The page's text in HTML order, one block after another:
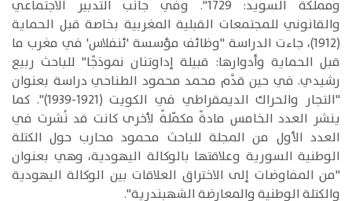
ومملكة السويد: 1729". وفي جانب التدبير الاجتماعي
والقانوني للمجتمعات القبلية المغربية بخاصة قبل الحماية
(1912)، جاءت الدراسة "وظائف مؤسسة 'ئنفلاس' في مغرب ما
قبل الحماية وأدوارها: قبيلة إداوتنان نموذجًا" للباحث ربيع
رشيدي. في حين قدَّم محمد محمود الطناحي دراسة بعنوان
"التجار والحراك الديمقراطي في الكويت (1921-1939)". كما
ينشر العدد الخامس مادةً مكمّلةً لأخرى كانت قد نُشرت في
العدد الأول من المجلة للباحث محمود محارب حول الكتلة
الوطنية السورية وعلاقتها بالوكالة اليهودية، وهي بعنوان
"من المفاوضات إلى الاختراق العلاقات بين الوكالة اليهودية
والكتلة الوطنية والمعارضة الشهبندرية".